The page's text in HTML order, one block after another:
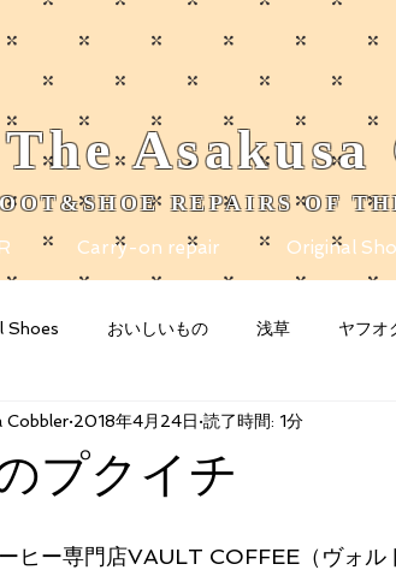
TheAsakusa
REPAIRS OF
Carry-on repair Original
Shoes おいしいもの 浅草 ヤフオ
Blogging Tips グッズ
プクイチ
Cobbler 2018年4月24日 読了時間: 1分
ヒー専門店VAULT COFFEE（ヴォル